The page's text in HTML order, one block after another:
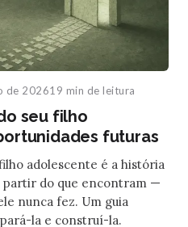
de 202619 min de leitura
seu filho
futuras
adolescente é a história
partir do que encontram —
nunca fez. Um guia
la e construí-la.